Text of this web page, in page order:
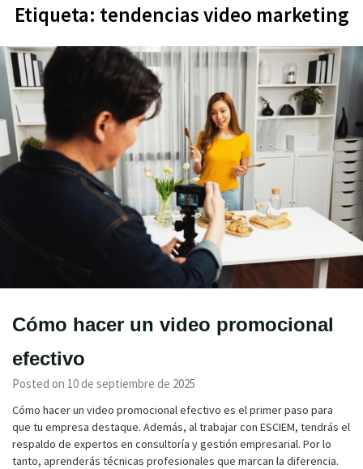
Etiqueta: tendencias video marketing
Cómo hacer un video promocional
efectivo
Posted on 10 de septiembre de 2025
Cómo hacer un video promocional efectivo es el primer paso para
que tu empresa destaque. Además, al trabajar con ESCIEM, tendrás el
respaldo de expertos en consultoría y gestión empresarial. Por lo
tanto, aprenderás técnicas profesionales que marcan la diferencia.